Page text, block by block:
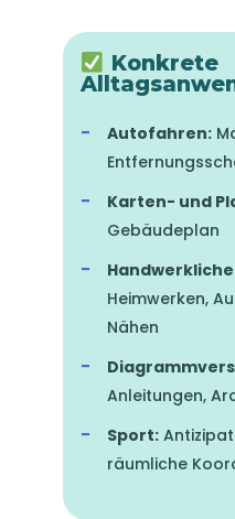
Konkrete
Autofahren:
Karten- und
Gebäudeplan
Heimwerken,
Nähen
Anleitungen,
Sport:
räumliche